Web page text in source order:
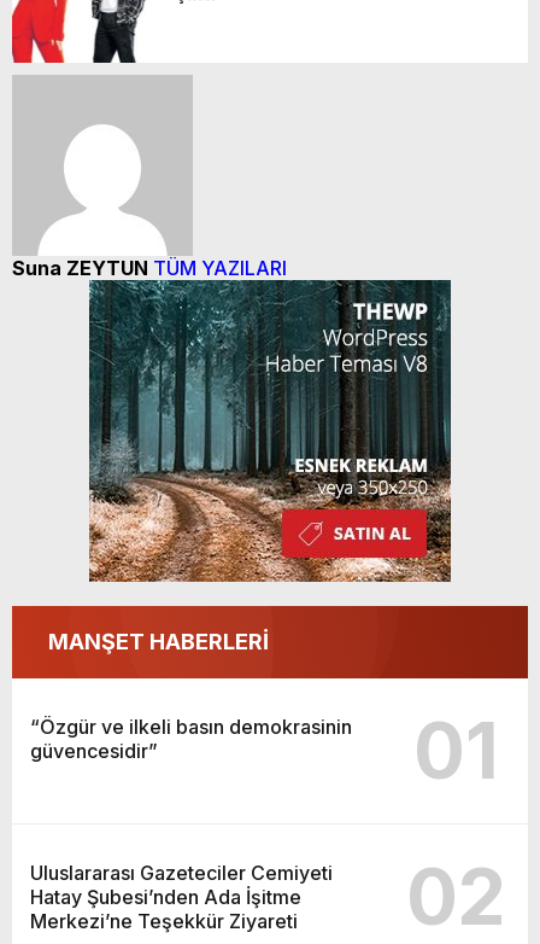
Suna ZEYTUN TÜM YAZILARI
MANŞET HABERLERİ
“Özgür ve ilkeli basın demokrasinin
güvencesidir”
01
Uluslararası Gazeteciler Cemiyeti
Hatay Şubesi’nden Ada İşitme
Merkezi’ne Teşekkür Ziyareti
02